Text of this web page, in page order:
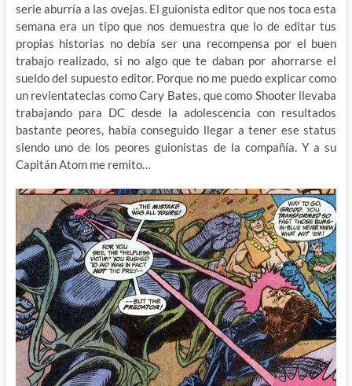
serie aburríaa las ovejas. El guionista editor que nos toca esta
semana era un tipo que nos demuestra que lo de editar tus
propias historias no debía ser una recompensa por el buen
trabajo realizado, si no algo que te daban por ahorrarse el
sueldo del supuesto editor. Porque no me puedo explicar como
un revientateclas como Cary Bates, que como Shooter llevaba
trabajando para DC desde la adolescencia con resultados
bastante peores, había conseguido llegar a tener ese status
siendo uno de los peores guionistas de la compañía. Y a su
Capitán Atom me remito…